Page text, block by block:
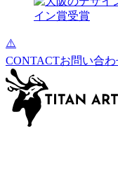
CONTACTお問い合わ